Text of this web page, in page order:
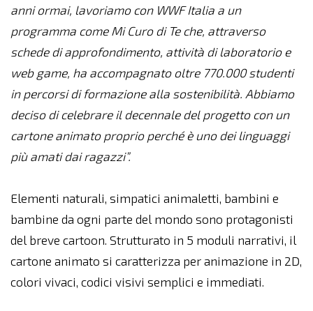
anni ormai, lavoriamo con WWF Italia a un
programma come Mi Curo di Te che, attraverso
schede di approfondimento, attività di laboratorio e
web game, ha accompagnato oltre 770.000 studenti
in percorsi di formazione alla sostenibilità. Abbiamo
deciso di celebrare il decennale del progetto con un
cartone animato proprio perché è uno dei linguaggi
più amati dai ragazzi”.
Elementi naturali, simpatici animaletti, bambini e
bambine da ogni parte del mondo sono protagonisti
del breve cartoon. Strutturato in 5 moduli narrativi, il
cartone animato si caratterizza per animazione in 2D,
colori vivaci, codici visivi semplici e immediati.